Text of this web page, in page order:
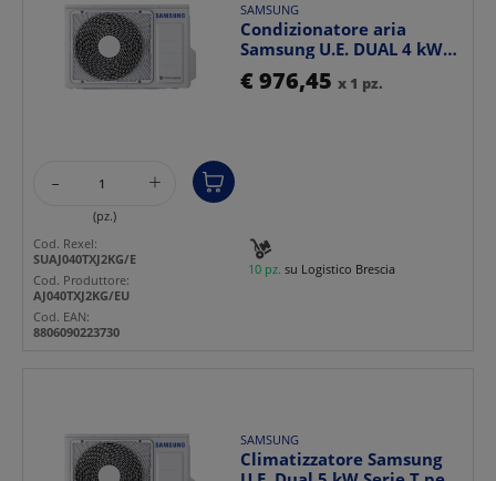
SAMSUNG
Condizionatore aria
Samsung U.E. DUAL 4 kW
efficienza elevata sil...
€ 976,45 x 1 pz.
- +
(pz.)
10 pz. su Logistico Brescia
Cod. Rexel:
SUAJ040TXJ2KG/E
Cod. Produttore:
AJ040TXJ2KG/EU
Cod. EAN:
8806090223730
SAMSUNG
Climatizzatore Samsung